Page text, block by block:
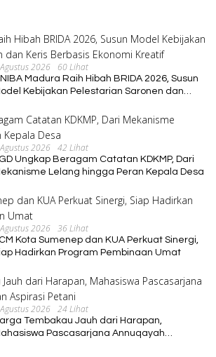
2026 60 Lihat
Madura Raih Hibah BRIDA 2026, Susun
Kebijakan Pelestarian Saronen dan
2026 42 Lihat
Ungkap Beragam Catatan KDKMP, Dari
Lelang hingga Peran Kepala Desa
2026 36 Lihat
Kota Sumenep dan KUA Perkuat Sinergi,
Hadirkan Program Pembinaan Umat
2026 24 Lihat
Tembakau Jauh dari Harapan,
Pascasarjana Annuqayah